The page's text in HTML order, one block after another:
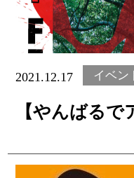
わ
2021.12.17 イベン
【やんばる